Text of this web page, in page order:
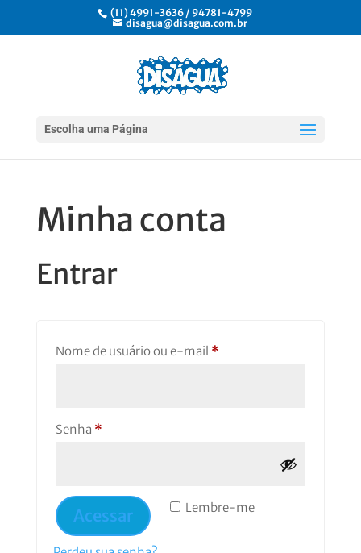
(11) 4991-3636 / 94781-4799
disagua@disagua.com.br
Escolha uma Página
Minha conta
Entrar
Nome de usuário ou e-mail *Obrigatório
Senha *Obrigatório
Lembre-me
Acessar